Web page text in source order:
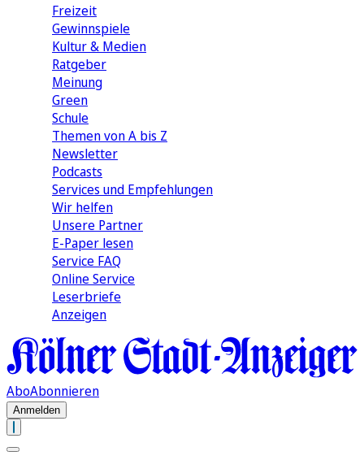
Freizeit
Gewinnspiele
Kultur & Medien
Ratgeber
Meinung
Green
Schule
Themen von A bis Z
Newsletter
Podcasts
Services und Empfehlungen
Wir helfen
Unsere Partner
E-Paper lesen
Service FAQ
Online Service
Leserbriefe
Anzeigen
AboAbonnieren
Anmelden